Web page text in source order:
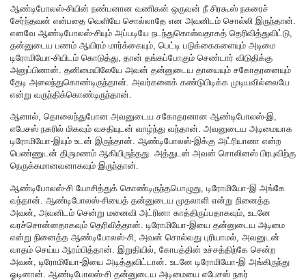
ஆண்டிபோலஸ்-சியின் நண்பனான வணிகன் ஒருவன் நீ சிரகூஸ் நகரைச்
சேர்ந்தவன் என்பதை வெளியே சொல்லாதே என அவனிடம் சொல்லி இருந்தான்.
எனவே ஆண்டிபோலஸ்-சியும் அப்படியே நடந்துகொள்வதாகத் தெரிவித்துவிட்டு,
தன்னுடைய பணம் ஆயிரம் மார்க்கையும், பெட்டி படுக்கைகளையும் அடிமை
டிரோமியோ-சியிடம் கொடுத்து, தான் தங்கப்போகும் செண்டார் விடுதிக்கு
அனுப்பினான். தனிமையிலேயே அவன் தன்னுடைய தாயையும் சகோதரனையும்
தேடி அலைந்துகொண்டிருந்தான். அவர்களைக் கண்டுபிடிக்க முடியவில்லையே
என்று வருந்திக்கொண்டிருந்தான்.
ஆனால், தொலைந்துபோன அவனுடைய சகோதரனான ஆண்டிபோலஸ்-இ,
எபேசஸ் நகரில் மிகவும் வசதியுடன் வாழ்ந்து வந்தான். அவனுடைய அடிமையாக
டிரோமியோ-இயும் உடன் இருந்தான். ஆண்டிபோலஸ்-இக்கு அட்ரியானா என்ற
பெண்ணுடன் திருமணம் ஆகியிருந்தது. அத்துடன் அவன் சொலினஸ் பிரபுவிற்கு
நெருக்கமானவனாகவும் இருந்தான்.
ஆண்டிபோலஸ்-சி யோசித்துக் கொண்டிருந்தபொழுது, டிரோமியோ-இ அங்கே
வந்தான். ஆண்டிபோலஸ்-சியைத் தன்னுடைய முதலாளி என்று நினைத்த
அவன், அவனிடம் சென்று மனைவி அட்ரினா காத்திருப்பதாகவும், உடனே
வரச்சொன்னதாகவும் தெரிவித்தான். டிரோமியோ-இயை தன்னுடைய அடிமை
என்று நினைத்த ஆண்டிபோலஸ்-சி, அவன் சொல்வது புரியாமல், அவனுடன்
வாதம் செய்ய ஆரம்பித்தான். இறுதியில், கோபத்தின் உச்சத்திற்கே சென்ற
அவன், டிரோமியோ-இயை அடித்துவிட்டான். உடனே டிரோமியோ-இ அங்கிருந்து
ஓடினான். ஆண்டிபோலஸ்-சி தன்னுடைய அடிமையை எபேசஸ் நகர்